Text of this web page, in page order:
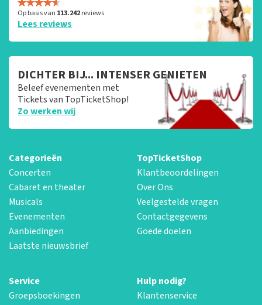
Op basis van 113.242reviews
Lees reviews
DICHTER BIJ... INTENSER GENIETEN
Beleef evenementen met
Tickets van TopTicketShop!
Zo werken wij
Categorieën
Concerten
Cabaret en theater
Musicals
Evenementen
Aanbiedingen
Laatste nieuwsbrief
TopTicketShop
Klantbeoordelingen
Over Ons
Veelgestelde vragen
Contactgegevens
Goede doelen
Service
Groepsboekingen
Hulp nodig?
Klantenservice